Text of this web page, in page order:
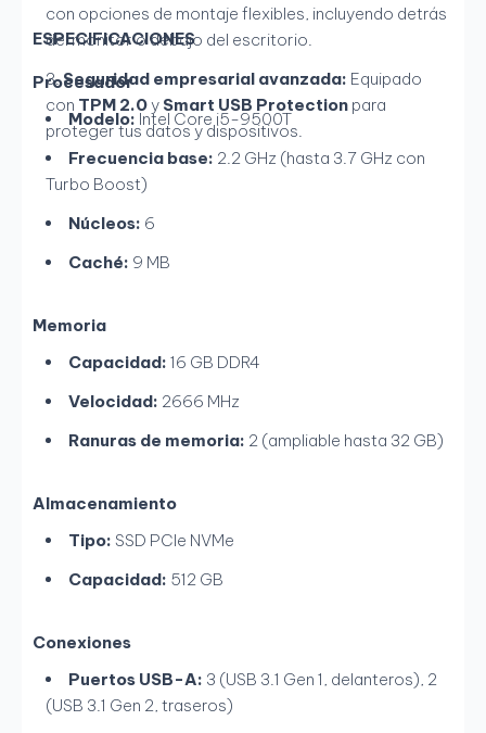
con opciones de montaje flexibles, incluyendo detrás
del monitor o debajo del escritorio.
Seguridad empresarial avanzada: Equipado
con TPM 2.0y Smart USB Protection para
proteger tus datos y dispositivos.
ESPECIFICACIONES
Procesador
Modelo: Intel Core i5-9500T
Frecuencia base: 2.2 GHz (hasta 3.7 GHz con
Turbo Boost)
Núcleos: 6
Caché: 9 MB
Memoria
Capacidad: 16 GB DDR4
Velocidad: 2666 MHz
Ranuras de memoria: 2 (ampliable hasta 32 GB)
Almacenamiento
Tipo: SSD PCIe NVMe
Capacidad: 512 GB
Conexiones
Puertos USB-A: 3 (USB 3.1 Gen 1, delanteros), 2
(USB 3.1 Gen 2, traseros)